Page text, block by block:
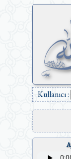
Kullanıcı :